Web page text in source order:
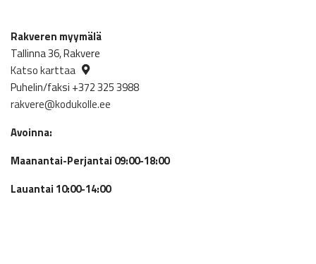
Rakveren myymälä
Tallinna 36, Rakvere
Katso karttaa
Puhelin/faksi +372 325 3988
rakvere@kodukolle.ee
Avoinna:
Maanantai-Perjantai 09:00-18:00
Lauantai 10:00-14:00